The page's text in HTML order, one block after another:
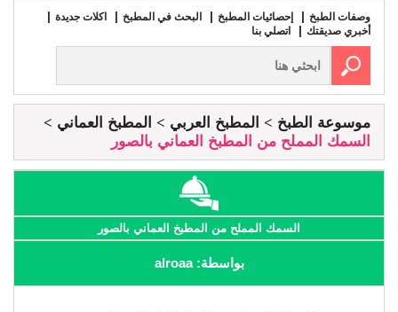
وصفات الطبخ إحصائيات المطبخ البحث في المطبخ
اكلات جديدة
أخبري صديقتك
اتصلي بنا
موسوعة الطبخ المطبخ العربي
المطبخ العماني
السمك المملح من المطبخ العماني بالصور
السمك المملح من المطبخ العماني بالصور
بواسطة: alroaa